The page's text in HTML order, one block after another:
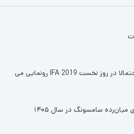
گلکسی فولد ۲ احتمالا در روز نخست IFA 2019 رونمایی می
سامسونگ در سال ۱۴۰۵